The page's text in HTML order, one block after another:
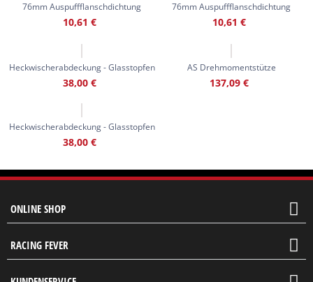
76mm Auspuffflanschdichtung
10,61 €
76mm Auspuffflanschdichtung
10,61 €
Heckwischerabdeckung - Glasstopfen
38,00 €
AS Drehmomentstütze
137,09 €
Heckwischerabdeckung - Glasstopfen
38,00 €
ONLINE SHOP
RACING FEVER